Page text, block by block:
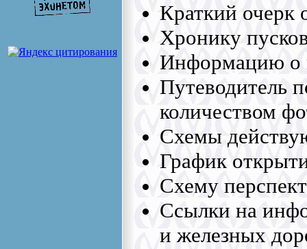
Краткий очерк
Хронику
Информацию о
Путеводитель
количеством
Схемы
График
Схему
Ссылки на
и железных